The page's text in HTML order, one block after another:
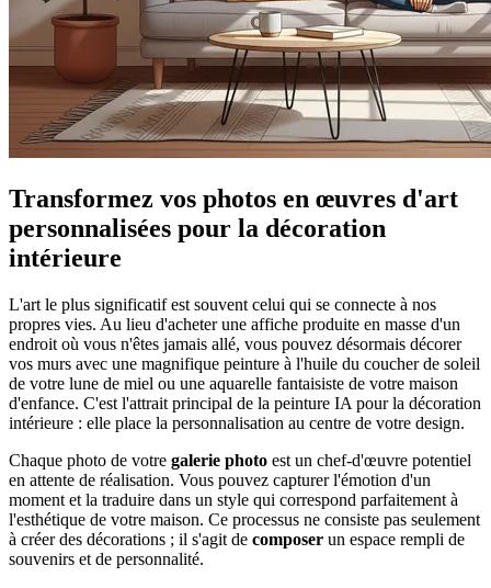
Transformez vos photos en œuvres d'art
personnalisées pour la décoration
intérieure
L'art le plus significatif est souvent celui qui se connecte à nos
propres vies. Au lieu d'acheter une affiche produite en masse d'un
endroit où vous n'êtes jamais allé, vous pouvez désormais décorer
vos murs avec une magnifique peinture à l'huile du coucher de soleil
de votre lune de miel ou une aquarelle fantaisiste de votre maison
d'enfance. C'est l'attrait principal de la peinture IA pour la décoration
intérieure : elle place la personnalisation au centre de votre design.
Chaque photo de votre galerie photo est un chef-d'œuvre potentiel
en attente de réalisation. Vous pouvez capturer l'émotion d'un
moment et la traduire dans un style qui correspond parfaitement à
l'esthétique de votre maison. Ce processus ne consiste pas seulement
à créer des décorations ; il s'agit de composer un espace rempli de
souvenirs et de personnalité.